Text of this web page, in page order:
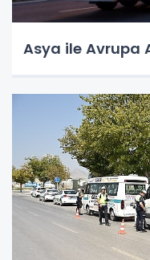
Asya ile Avrupa